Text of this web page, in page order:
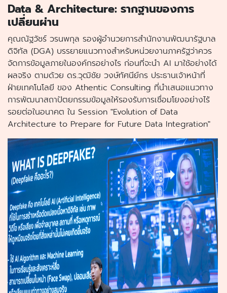
Data & Architecture: รากฐานของการ
เปลี่ยนผ่าน
คุณณัฐวัชร์ วรนพกุล รองผู้อำนวยการสำนักงานพัฒนารัฐบาล
ดิจิทัล (DGA) บรรยายแนวทางสำหรับหน่วยงานภาครัฐว่าควร
จัดการข้อมูลภายในองค์กรอย่างไร ก่อนที่จะนำ AI มาใช้อย่างได้
ผลจริง ตามด้วย ดร.วุฒิชัย วงษ์ทัศนีย์กร ประธานเจ้าหน้าที่
ฝ่ายเทคโนโลยี ของ Athentic Consulting ที่นำเสนอแนวทาง
การพัฒนาสถาปัตยกรรมข้อมูลให้รองรับการเชื่อมโยงอย่างไร้
รอยต่อในอนาคต ใน Session "Evolution of Data
Architecture to Prepare for Future Data Integration"